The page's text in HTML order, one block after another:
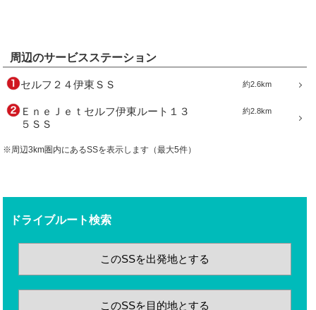
周辺のサービスステーション
約2.6km
セルフ２４伊東ＳＳ
約2.8km
ＥｎｅＪｅｔセルフ伊東ルート１３
５ＳＳ
※周辺3km圏内にあるSSを表示します（最大5件）
ドライブルート検索
このSSを出発地とする
このSSを目的地とする